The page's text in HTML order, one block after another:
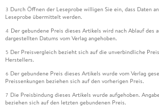
3 Durch Öffnen der Leseprobe willigen Sie ein, dass Daten
Leseprobe übermittelt werden.
4 Der gebundene Preis dieses Artikels wird nach Ablauf des
dargestellten Datums vom Verlag angehoben.
5 Der Preisvergleich bezieht sich auf die unverbindliche
Herstellers.
6 Der gebundene Preis dieses Artikels wurde vom Verlag
Preissenkungen beziehen sich auf den vorherigen Preis.
7 Die Preisbindung dieses Artikels wurde aufgehoben.
beziehen sich auf den letzten gebundenen Preis.